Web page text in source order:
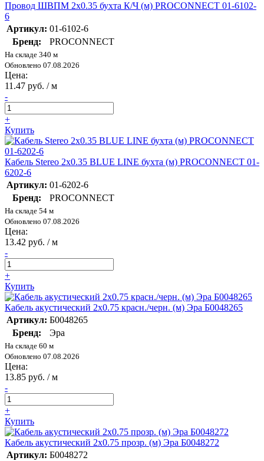
Провод ШВПМ 2х0.35 бухта К/Ч (м) PROCONNECT 01-6102-
6
Артикул: 01-6102-6
Бренд:
PROCONNECT
На складе 340 м
Обновлено 07.08.2026
Цена:
11.47 руб. / м
-
+
Купить
Кабель Stereo 2х0.35 BLUE LINE бухта (м) PROCONNECT 01-
6202-6
Артикул: 01-6202-6
Бренд:
PROCONNECT
На складе 54 м
Обновлено 07.08.2026
Цена:
13.42 руб. / м
-
+
Купить
Кабель акустический 2х0.75 красн./черн. (м) Эра Б0048265
Артикул: Б0048265
Бренд:
Эра
На складе 60 м
Обновлено 07.08.2026
Цена:
13.85 руб. / м
-
+
Купить
Кабель акустический 2х0.75 прозр. (м) Эра Б0048272
Артикул: Б0048272